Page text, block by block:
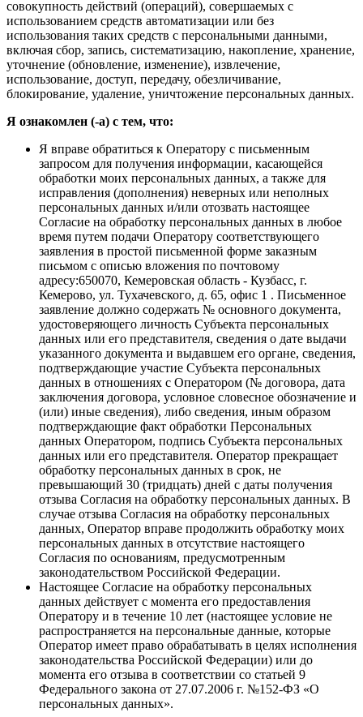
совокупность действий (операций), совершаемых с
использованием средств автоматизации или без
использования таких средств с персональными данными,
включая сбор, запись, систематизацию, накопление, хранение,
уточнение (обновление, изменение), извлечение,
использование, доступ, передачу, обезличивание,
блокирование, удаление, уничтожение персональных данных.
Я ознакомлен (-а) с тем, что:
Я вправе обратиться к Оператору с письменным
запросом для получения информации, касающейся
обработки моих персональных данных, а также для
исправления (дополнения) неверных или неполных
персональных данных и/или отозвать настоящее
Согласие на обработку персональных данных в любое
время путем подачи Оператору соответствующего
заявления в простой письменной форме заказным
письмом с описью вложения по почтовому
адресу:650070, Кемеровская область - Кузбасс, г.
Кемерово, ул. Тухачевского, д. 65, офис 1 . Письменное
заявление должно содержать № основного документа,
удостоверяющего личность Субъекта персональных
данных или его представителя, сведения о дате выдачи
указанного документа и выдавшем его органе, сведения,
подтверждающие участие Субъекта персональных
данных в отношениях с Оператором (№ договора, дата
заключения договора, условное словесное обозначение и
(или) иные сведения), либо сведения, иным образом
подтверждающие факт обработки Персональных
данных Оператором, подпись Субъекта персональных
данных или его представителя. Оператор прекращает
обработку персональных данных в срок, не
превышающий 30 (тридцать) дней с даты получения
отзыва Согласия на обработку персональных данных. В
случае отзыва Согласия на обработку персональных
данных, Оператор вправе продолжить обработку моих
персональных данных в отсутствие настоящего
Согласия по основаниям, предусмотренным
законодательством Российской Федерации.
Настоящее Согласие на обработку персональных
данных действует с момента его предоставления
Оператору и в течение 10 лет (настоящее условие не
распространяется на персональные данные, которые
Оператор имеет право обрабатывать в целях исполнения
законодательства Российской Федерации) или до
момента его отзыва в соответствии со статьей 9
Федерального закона от 27.07.2006 г. №152-ФЗ «О
персональных данных».